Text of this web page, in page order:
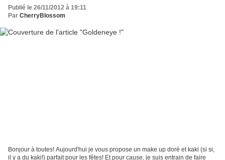
Publié le 26/11/2012 à 19:11
Par CherryBlossom
Bonjour à toutes! Aujourd'hui je vous propose un make up doré et kaki (si si,
il y a du kaki!) parfait pour les fêtes! Et pour cause, je suis entrain de faire